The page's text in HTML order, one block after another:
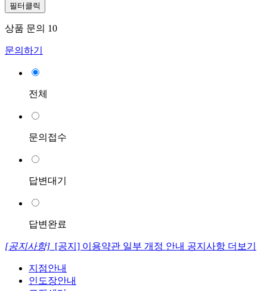
필터클릭
상품 문의 10
문의하기
전체
문의접수
답변대기
답변완료
[공지사항] [공지] 이용약관 일부 개정 안내 공지사항 더보기
지점안내
인도장안내